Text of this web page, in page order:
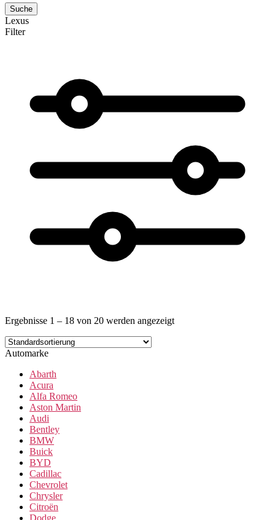
Suche
Lexus
Filter
Ergebnisse 1 – 18 von 20 werden angezeigt
Automarke
Abarth
Acura
Alfa Romeo
Aston Martin
Audi
Bentley
BMW
Buick
BYD
Cadillac
Chevrolet
Chrysler
Citroën
Dodge